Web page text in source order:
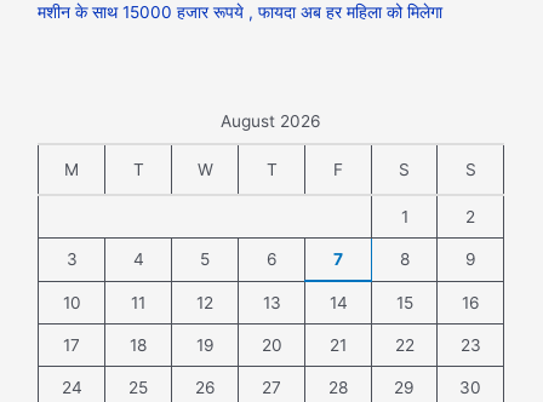
मशीन के साथ 15000 हजार रूपये , फायदा अब हर महिला को मिलेगा
August 2026
M T W T F S S
1 2
3 4 5 6 7 8 9
10 11 12 13 14 15 16
17 18 19 20 21 22 23
24 25 26 27 28 29 30